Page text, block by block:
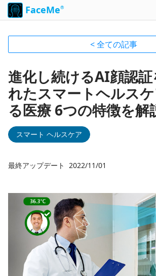
FaceMe®
< 全ての記事
進化し続けるAI顔認
れたスマートヘルス
る医療 6つの特徴を解
スマート ヘルスケア
最終アップデート 2022/11/01